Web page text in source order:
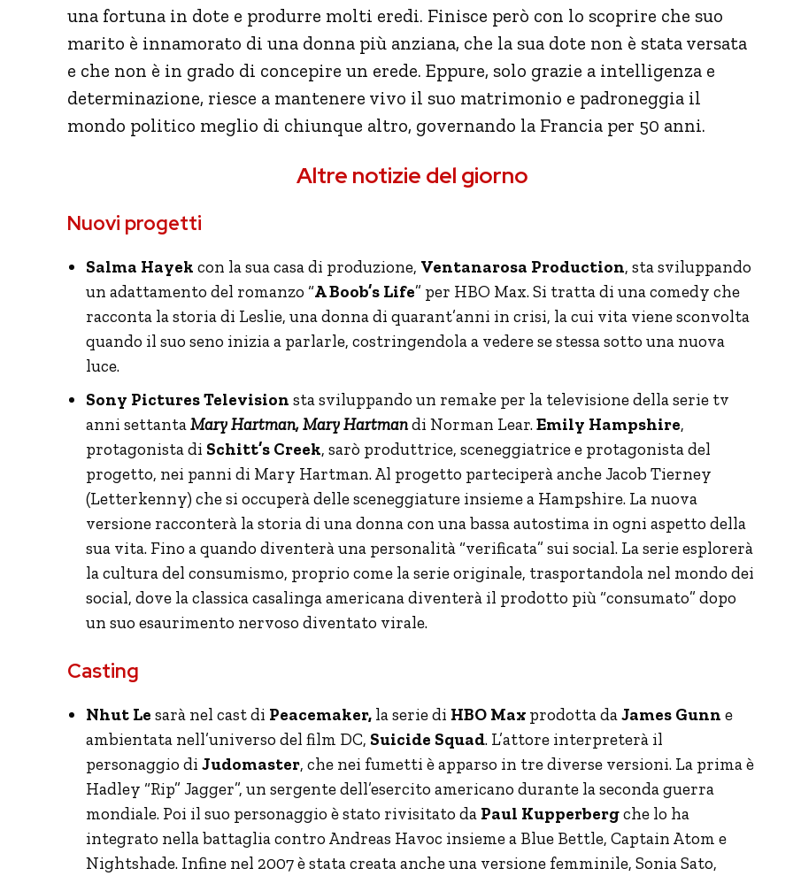
una fortuna in dote e produrre molti eredi. Finisce però con lo scoprire che suo
marito è innamorato di una donna più anziana, che la sua dote non è stata versata
e che non è in grado di concepire un erede. Eppure, solo grazie a intelligenza e
determinazione, riesce a mantenere vivo il suo matrimonio e padroneggia il
mondo politico meglio di chiunque altro, governando la Francia per 50 anni.
Altre notizie del giorno
Nuovi progetti
Salma Hayek con la sua casa di produzione, Ventanarosa Production, sta sviluppando
un adattamento del romanzo “A Boob’s Life” per HBO Max. Si tratta di una comedy che
racconta la storia di Leslie, una donna di quarant’anni in crisi, la cui vita viene sconvolta
quando il suo seno inizia a parlarle, costringendola a vedere se stessa sotto una nuova
luce.
Sony Pictures Television sta sviluppando un remake per la televisione della serie tv
anni settantaMary Hartman, Mary Hartmandi Norman Lear.Emily Hampshire,
protagonista di Schitt’s Creek, sarò produttrice, sceneggiatrice e protagonista del
progetto, nei panni di Mary Hartman. Al progetto parteciperà anche Jacob Tierney
(Letterkenny) che si occuperà delle sceneggiature insieme a Hampshire. La nuova
versione racconterà la storia di una donna con una bassa autostima in ogni aspetto della
sua vita. Fino a quando diventerà una personalità “verificata” sui social. La serie esplorerà
la cultura del consumismo, proprio come la serie originale, trasportandola nel mondo dei
social, dove la classica casalinga americana diventerà il prodotto più “consumato” dopo
un suo esaurimento nervoso diventato virale.
Casting
Nhut Le sarà nel cast di Peacemaker, la serie di HBO Max prodotta daJames Gunn e
ambientata nell’universo del film DC, Suicide Squad. L’attore interpreterà il
personaggio di Judomaster, che nei fumetti è apparso in tre diverse versioni. La prima è
Hadley “Rip” Jagger”, un sergente dell’esercito americano durante la seconda guerra
mondiale. Poi il suo personaggio è stato rivisitato da Paul Kupperbergche lo ha
integrato nella battaglia contro Andreas Havoc insieme a Blue Bettle, Captain Atom e
Nightshade. Infine nel 2007 è stata creata anche una versione femminile, Sonia Sato,